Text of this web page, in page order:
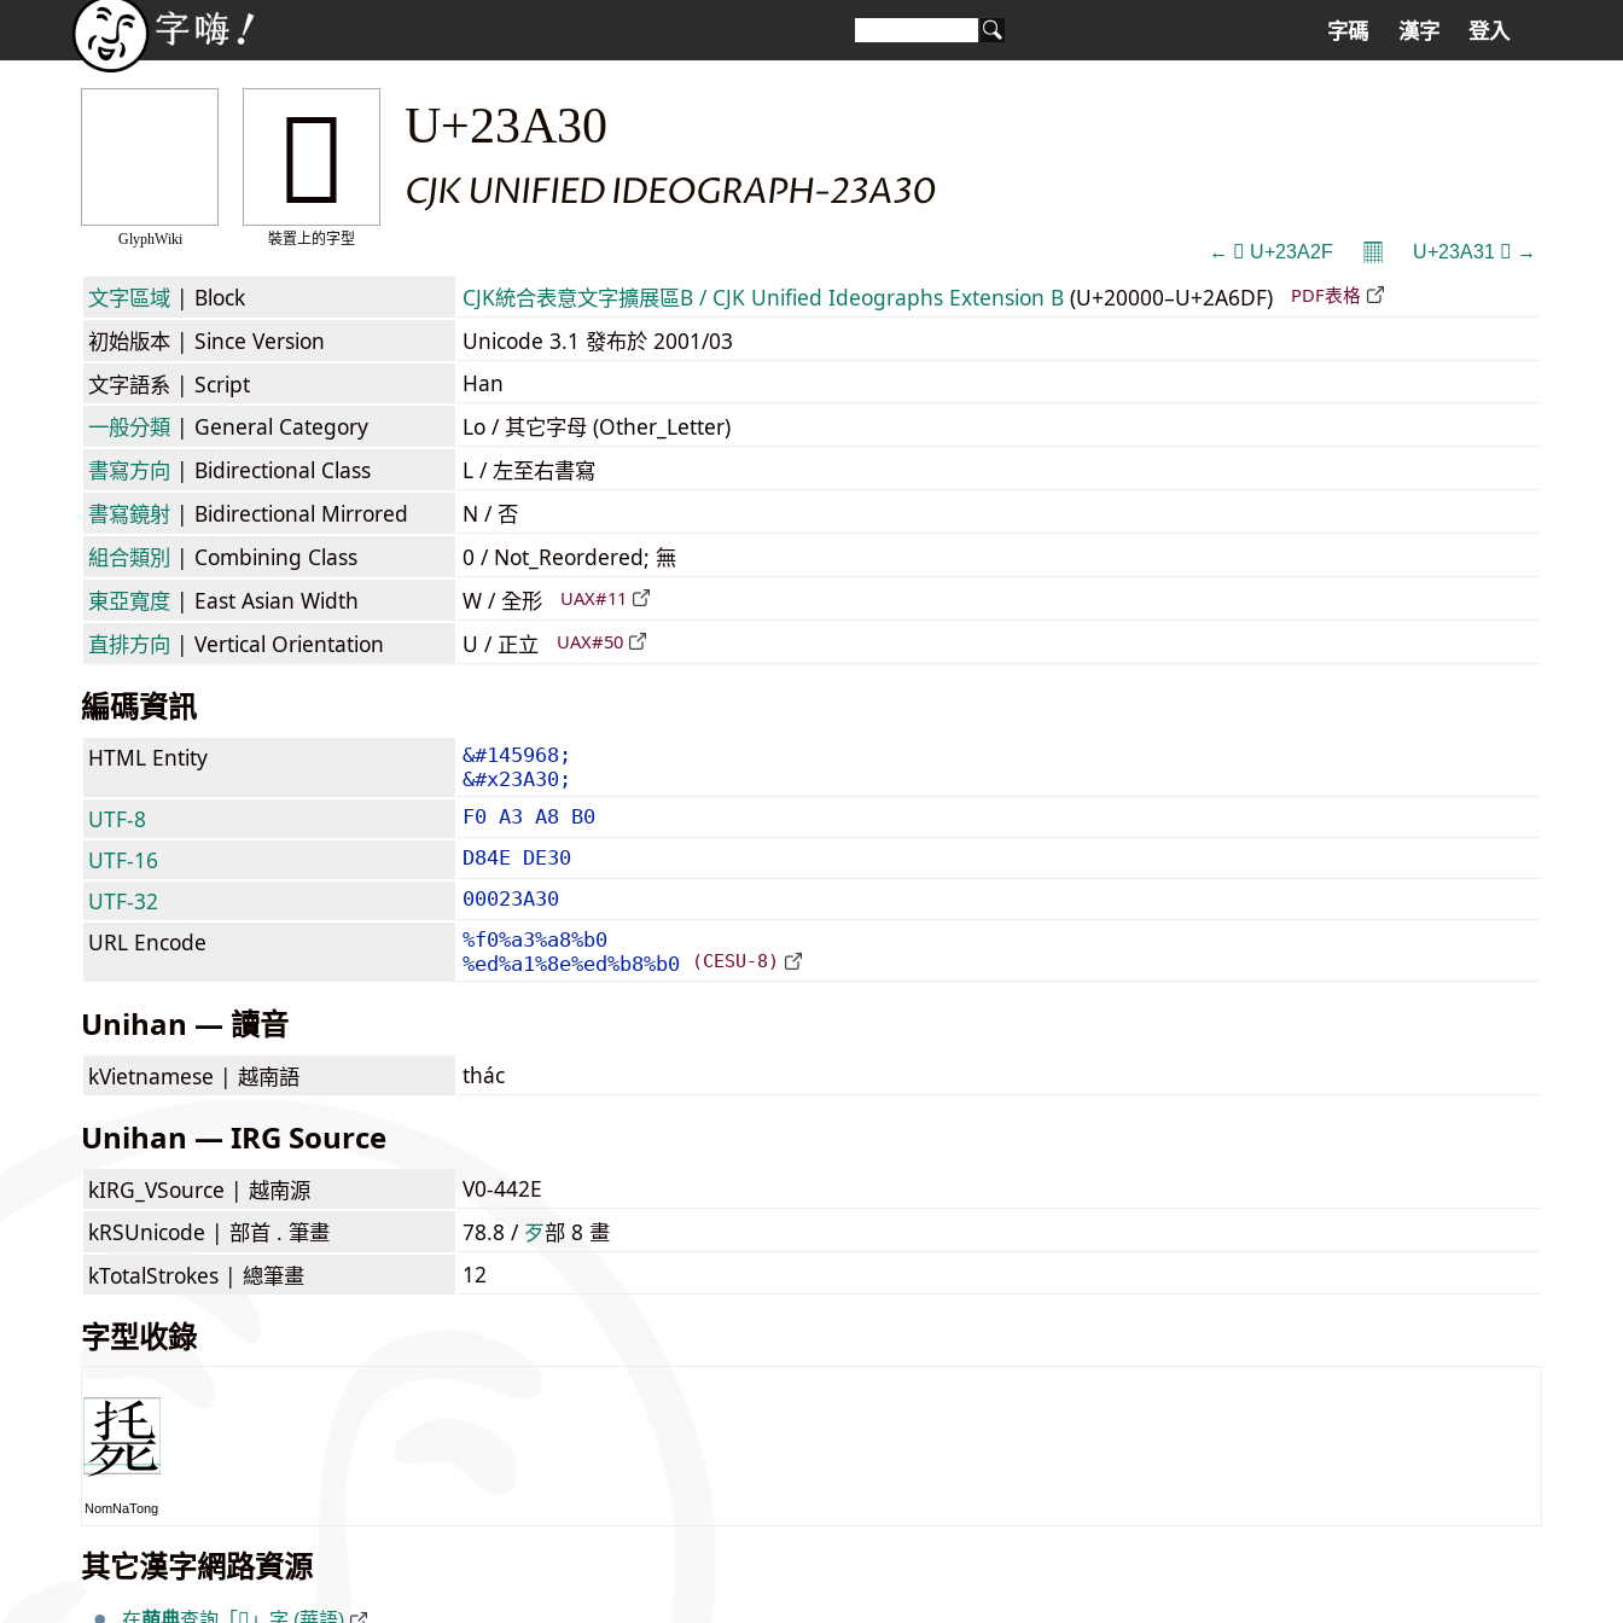
字碼 漢字 登入
GlyphWiki
𣨰
裝置上的字型
U+23A30
CJK UNIFIED IDEOGRAPH-23A30
← 𣨯 U+23A2F 𝄜 U+23A31 𣨱 →
文字區域 | Block CJK統合表意文字擴展區B / CJK Unified Ideographs Extension B (U+20000–U+2A6DF) PDF表格
初始版本 | Since Version
Unicode 3.1 發布於 2001/03
文字語系 | Script
Han
一般分類 | General Category
Lo / 其它字母 (Other_Letter)
書寫方向 | Bidirectional Class
L / 左至右書寫
書寫鏡射 | Bidirectional Mirrored
N / 否
組合類別 | Combining Class
0 / Not_Reordered; 無
東亞寬度 | East Asian Width W / 全形 UAX#11
直排方向 | Vertical Orientation U / 正立 UAX#50
編碼資訊
HTML Entity
&#145968;
&#x23A30;
UTF-8 F0 A3 A8 B0
UTF-16 D84E DE30
UTF-32 00023A30
URL Encode
%f0%a3%a8%b0
%ed%a1%8e%ed%b8%b0
(CESU-8)
Unihan — 讀音
kVietnamese | 越南語 thác
Unihan — IRG Source
kIRG_VSource | 越南源
V0-442E
kRSUnicode | 部首 . 筆畫 78.8 / ⽍部 8 畫
kTotalStrokes | 總筆畫 12
字型收錄
NomNaTong
其它漢字網路資源